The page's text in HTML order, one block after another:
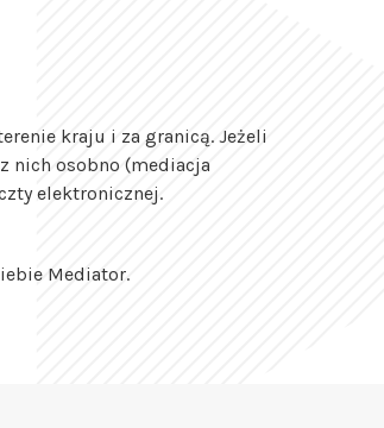
kraju i za granicą. Jeżeli
nich osobno (mediacja
elektronicznej.
Mediator.